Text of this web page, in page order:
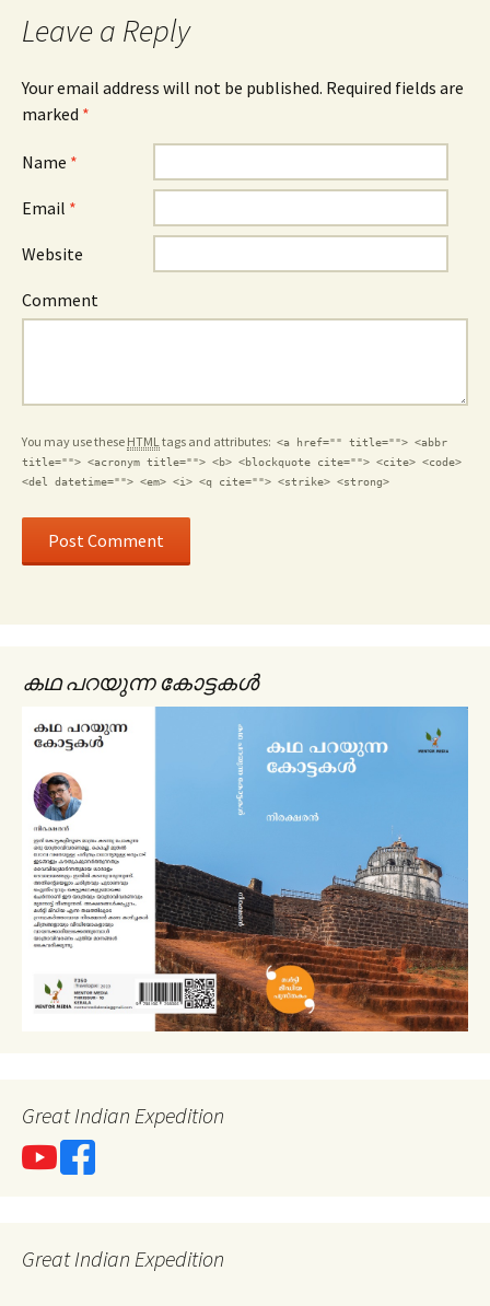
Leave a Reply
Your email address will not be published. Required fields are
marked *
Name *
Email *
Website
Comment
You may use these HTMLtags and attributes: <a href="" title=""> <abbr
title=""> <acronym title=""> <b> <blockquote cite=""> <cite> <code>
<del datetime=""> <em> <i> <q cite=""> <strike> <strong>
കഥ പറയുന്ന കോട്ടകൾ
Great Indian Expedition
Great Indian Expedition